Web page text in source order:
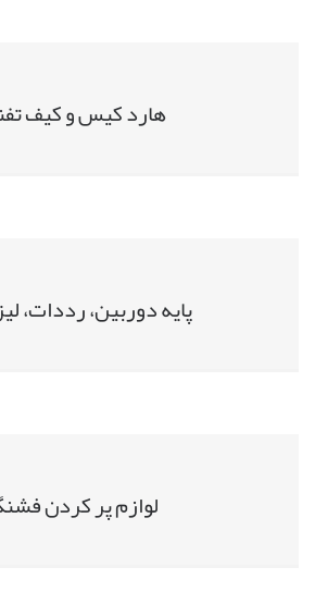
هارد کیس و کیف
پایه دوربین، رددات،
لوازم پر کردن